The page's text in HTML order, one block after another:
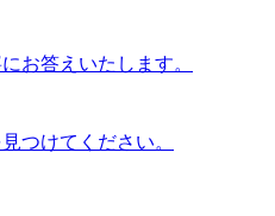
お答えいたします。
つけてください。